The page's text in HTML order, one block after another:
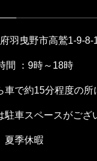
羽曳野市高鷲1-9-8-
間 ：9時～18時
車で約15分程度の所
駐車スペースがござ
季休暇